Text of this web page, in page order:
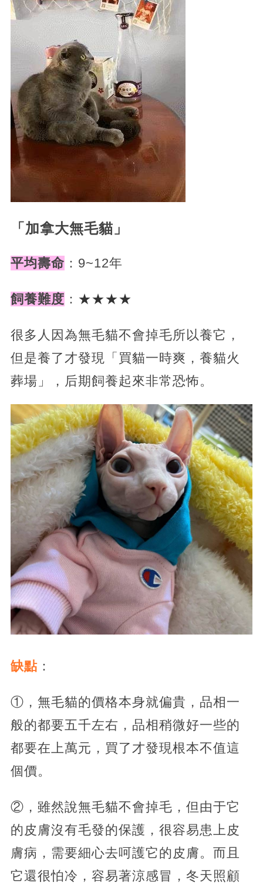
「加拿大無毛貓」
平均壽命：9~12年
飼養難度 ： ★★★★
很多人因為無毛貓不會掉毛所以養它，
但是養了才發現「買貓一時爽，養貓火
葬場」，后期飼養起來非常恐怖。
缺點：
①，無毛貓的價格本身就偏貴，品相一
般的都要五千左右，品相稍微好一些的
都要在上萬元，買了才發現根本不值這
個價。
②，雖然說無毛貓不會掉毛，但由于它
的皮膚沒有毛發的保護，很容易患上皮
膚病，需要細心去呵護它的皮膚。而且
它還很怕冷，容易著涼感冒，冬天照顧